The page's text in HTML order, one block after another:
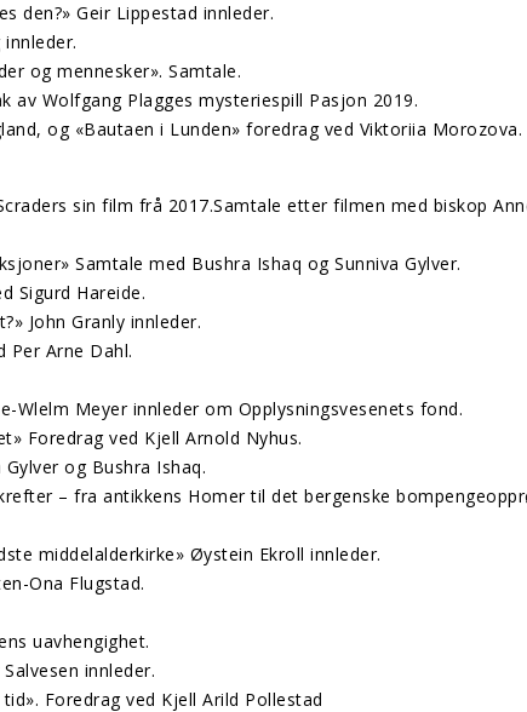
den?» Geir Lippestad innleder.
og mennesker». Samtale.
Wolfgang Plagges mysteriespill Pasjon 2019.
og «Bautaen i Lunden» foredrag ved Viktoriia Morozova.
sin film frå 2017.Samtale etter filmen med biskop
Samtale med Bushra Ishaq og Sunniva Gylver.
Sigurd Hareide.
John Granly innleder.
Per Arne Dahl.
Wlelm Meyer innleder om Opplysningsvesenets fond.
Foredrag ved Kjell Arnold Nyhus.
og Bushra Ishaq.
– fra antikkens Homer til det bergenske
middelalderkirke» Øystein Ekroll innleder.
Ona Flugstad.
uavhengighet.
innleder.
Foredrag ved Kjell Arild Pollestad